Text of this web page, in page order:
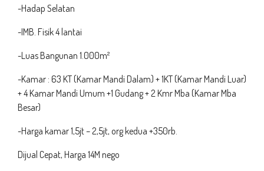
-Hadap Selatan
-IMB. Fisik 4 lantai
-Luas Bangunan 1.000m²
-Kamar : 63 KT (Kamar Mandi Dalam) + 1KT (Kamar Mandi Luar)
+ 4 Kamar Mandi Umum +1 Gudang + 2 Kmr Mba (Kamar Mba
Besar)
-Harga kamar 1,5jt – 2,5jt, org kedua +350rb.
Dijual Cepat, Harga 14M nego